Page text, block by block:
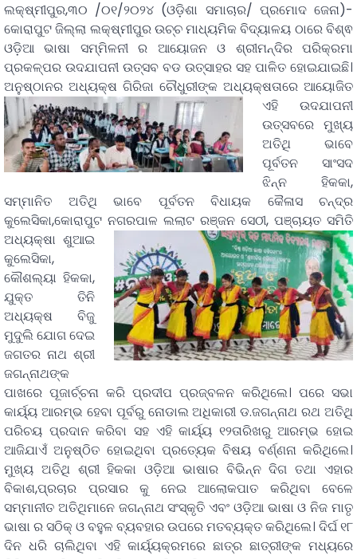
ଲକ୍ଷ୍ମୀପୁର,୩୦ /୦୧/୨୦୨୪ (ଓଡ଼ିଶା ସମାଚାର/ ପ୍ରମୋଦ ଜେନା)-
କୋରାପୁଟ ଜିଲ୍ଲା ଲକ୍ଷ୍ମୀପୁର ଉଚ୍ଚ ମାଧ୍ୟମିକ ବିଦ୍ୟାଳୟ ଠାରେ ବିଶ୍ଵ
ଓଡ଼ିଆ ଭାଷା ସମ୍ମିଳନୀ ର ଆୟୋଜନ ଓ ଶ୍ରୀମନ୍ଦିର ପରିକ୍ରମା
ପ୍ରକଳ୍ପର ଉଦଯାପନୀ ଉତ୍ସବ ବଡ ଉତ୍ସାହର ସହ ପାଳିତ ହୋଇଯାଇଛି।
ଅନୁଷ୍ଠାନର ଅଧ୍ୟକ୍ଷ ଗିରିଜା ଚୌଧୁରୀଙ୍କ ଅଧ୍ୟକ୍ଷତାରେ ଆୟୋଜିତ
ଏହି ଉଦଯାପନୀ
ଉତ୍ସବରେ ମୁଖ୍ୟ
ଅତିଥି ଭାବେ
ପୂର୍ବତନ ସାଂସଦ
ଝିନ୍ନ ହିକକା,
ସମ୍ମାନିତ ଅତିଥି ଭାବେ ପୂର୍ବତନ ବିଧାୟକ କୈଳାସ ଚନ୍ଦ୍ର
କୁଲେସିକା,କୋରାପୁଟ ନଗରପାଳ ଲଲାଟ ରଞ୍ଜନ ସେଠୀ, ପଞ୍ଚାୟତ ସମିତି
ଅଧ୍ୟକ୍ଷା ଶୁଆଇ
କୁଲେସିକା,
କୌଶଲ୍ୟା ହିକକା,
ଯୁକ୍ତ ତିନି
ଅଧ୍ୟକ୍ଷ ବିଜୁ
ମୁଦୁଲି ଯୋଗ ଦେଇ
ଜଗତର ନାଥ ଶ୍ରୀ
ଜଗନ୍ନାଥଙ୍କ
ପାଖରେ ପୂଜାର୍ଚ୍ଚନା କରି ପ୍ରଦୀପ ପ୍ରଜ୍ବଳନ କରିଥିଲେ। ପରେ ସଭା
କାର୍ୟ୍ୟ ଆରମ୍ଭ ହେବା ପୂର୍ବରୁ ନୋଡାଲ ଅଧିକାରୀ ଡ.ଜଗନ୍ନାଥ ରଥ ଅତିଥି
ପରିଚୟ ପ୍ରଦାନ କରିବା ସହ ଏହି କାର୍ୟ୍ୟ ୧୨ତାରିଖରୁ ଆରମ୍ଭ ହୋଇ
ଆଜିଯାଏଁ ଅନୁଷ୍ଠିତ ହୋଇଥିବା ପ୍ରତ୍ୟେକ ବିଷୟ ବର୍ଣ୍ଣନା କରିଥିଲେ।
ମୁଖ୍ୟ ଅତିଥି ଶ୍ରୀ ହିକକା ଓଡ଼ିଆ ଭାଷାର ବିଭିନ୍ନ ଦିଗ ତଥା ଏହାର
ବିକାଶ,ପ୍ରଚାର ପ୍ରସାର କୁ ନେଇ ଆଲୋକପାତ କରିଥିବା ବେଳେ
ସମ୍ମାନୀତ ଅତିଥିମାନେ ଜଗନ୍ନାଥ ସଂସ୍କୃତି ଏବଂ ଓଡ଼ିଆ ଭାଷା ଓ ନିଜ ମାତୃ
ଭାଷା ର ସଠିକ୍ ଓ ବହୁଳ ବ୍ୟବହାର ଉପରେ ମତବ୍ୟକ୍ତ କରିଥିଲେ। ଦିର୍ଘ ୧୮
ଦିନ ଧରି ଚାଲିଥିବା ଏହି କାର୍ୟ୍ୟକ୍ରମରେ ଛାତ୍ର ଛାତ୍ରୀଙ୍କ ମଧ୍ୟରେ